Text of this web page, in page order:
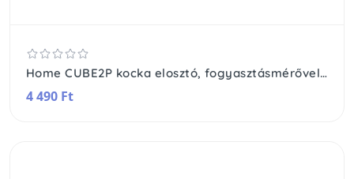
Home CUBE2P kocka elosztó, fogyasztásmérővel, max. 3680 W, 3 aljzat gyermekvédelemmel, 1,5 m hosszú vezeték
4 490 Ft